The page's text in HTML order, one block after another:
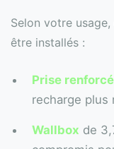
Selon votre
être installés :
Prise
recharge plus
Wallbox de